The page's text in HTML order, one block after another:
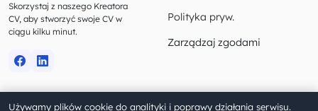
Skorzystaj z naszego Kreatora
CV, aby stworzyć swoje CV w
ciągu kilku minut.
Polityka pryw.
Zarządzaj zgodami
Używamy plików cookie do analityki i poprawy działania serwisu.